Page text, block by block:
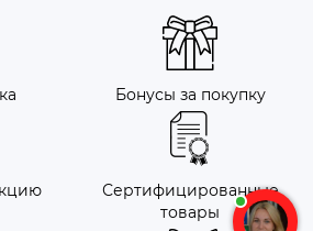
Бонусы за покупку
Сертифицированные
товары